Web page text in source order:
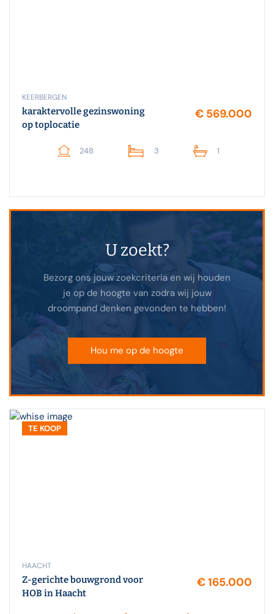
KEERBERGEN
karaktervolle gezinswoning
op toplocatie
€ 569.000
248 3 1
U zoekt?
Bezorg ons jouw zoekcriteria en wij houden
je op de hoogte van zodra wij jouw
droompand denken gevonden te hebben!
Hou me op de hoogte
TE KOOP
HAACHT
Z-gerichte bouwgrond voor
HOB in Haacht
€ 165.000